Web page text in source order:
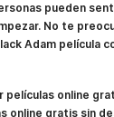
pueden
No te
Adam película
online
online gratis sin